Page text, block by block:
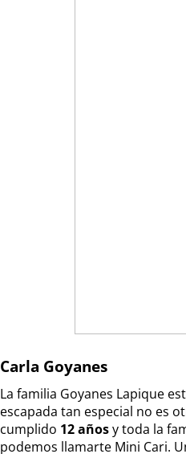
Carla Goyanes
La familia Goyanes Lapique
escapada tan especial no es
cumplido 12 añosy toda la
podemos llamarte Mini Cari.